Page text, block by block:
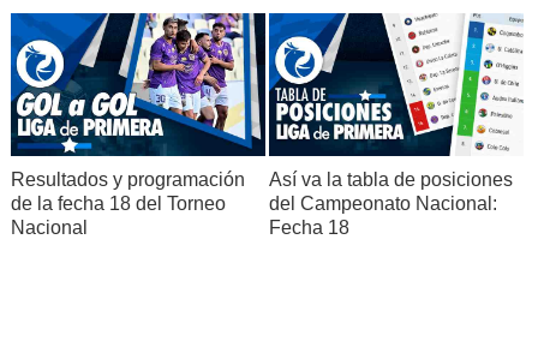
Resultados y programación
de la fecha 18 del Torneo
Nacional
Así va la tabla de posiciones
del Campeonato Nacional:
Fecha 18